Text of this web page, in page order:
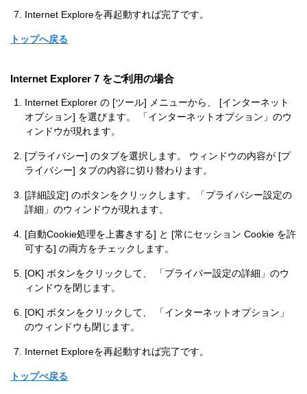
Internet Exploreを再起動すれば完了です。
トップへ戻る
Internet Explorer 7 をご利用の場合
Internet Explorer の [ツール] メニューから、 [インターネット
オプション] を選びます。 「インターネットオプション」のウ
ィンドウが現れます。
[プライバシー] のタブを選択します。 ウィンドウの内容が [プ
ライバシー] タブの内容に切り替わります。
[詳細設定] のボタンをクリックします。「プライバシー設定の
詳細」のウィンドウが現れます。
[自動Cookie処理を上書きする] と [常にセッション Cookie を許
可する] の両方をチェックします。
[OK] ボタンをクリックして、 「プライバー設定の詳細」のウ
ィンドウを閉じます。
[OK] ボタンをクリックして、 「インターネットオプション」
のウィンドウも閉じます。
Internet Exploreを再起動すれば完了です。
トップぺ戻る